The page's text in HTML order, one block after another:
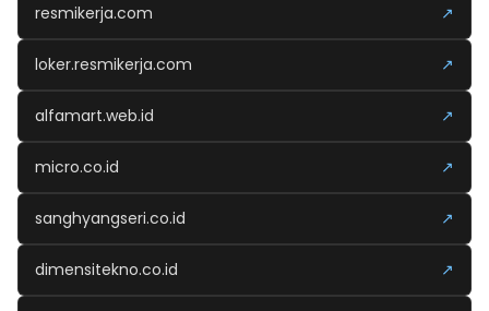
resmikerja.com ↗
loker.resmikerja.com ↗
alfamart.web.id ↗
micro.co.id ↗
sanghyangseri.co.id ↗
dimensitekno.co.id ↗